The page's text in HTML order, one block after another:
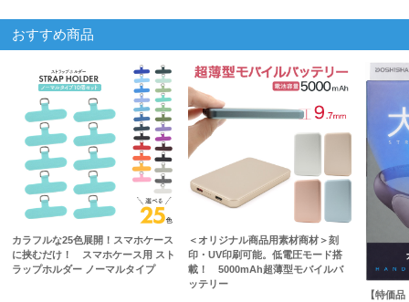
おすすめ商品
カラフルな25色展開！スマホケース
に挟むだけ！ スマホケース用 スト
ラップホルダー ノーマルタイプ
＜オリジナル商品用素材商材＞刻
印・UV印刷可能。低電圧モード搭
載！ 5000mAh超薄型モバイルバ
ッテリー
【特価